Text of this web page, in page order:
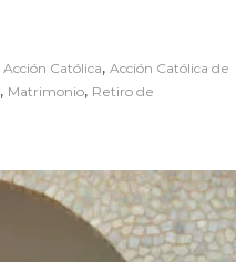
Acción Católica, Acción Católica de
, Matrimonio, Retiro de